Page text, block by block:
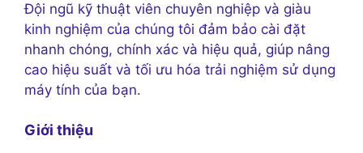
Đội ngũ kỹ thuật viên chuyên nghiệp và giàu
kinh nghiệm của chúng tôi đảm bảo cài đặt
nhanh chóng, chính xác và hiệu quả, giúp nâng
cao hiệu suất và tối ưu hóa trải nghiệm sử dụng
máy tính của bạn.
Giới thiệu